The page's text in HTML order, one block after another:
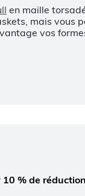
en maille
mais vous
vos
pouvez l'utiliser
formes, tailles,
taillent grand.
10 % de